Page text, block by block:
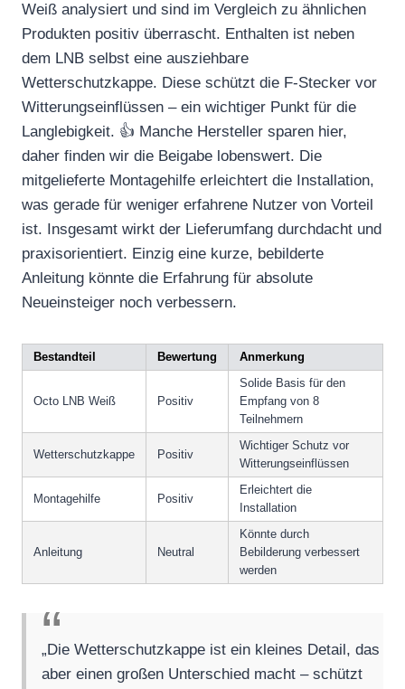
Weiß analysiert und sind im Vergleich zu ähnlichen
Produkten positiv überrascht. Enthalten ist neben
dem LNB selbst eine ausziehbare
Wetterschutzkappe. Diese schützt die F-Stecker vor
Witterungseinflüssen – ein wichtiger Punkt für die
Langlebigkeit. 👍 Manche Hersteller sparen hier,
daher finden wir die Beigabe lobenswert. Die
mitgelieferte Montagehilfe erleichtert die Installation,
was gerade für weniger erfahrene Nutzer von Vorteil
ist. Insgesamt wirkt der Lieferumfang durchdacht und
praxisorientiert. Einzig eine kurze, bebilderte
Anleitung könnte die Erfahrung für absolute
Neueinsteiger noch verbessern.
Bestandteil Bewertung Anmerkung
Octo LNB Weiß Positiv
Solide Basis für den
Empfang von 8
Teilnehmern
Wetterschutzkappe Positiv
Wichtiger Schutz vor
Witterungseinflüssen
Montagehilfe Positiv
Erleichtert die
Installation
Anleitung Neutral
Könnte durch
Bebilderung verbessert
werden
„Die Wetterschutzkappe ist ein kleines Detail, das
aber einen großen Unterschied macht – schützt